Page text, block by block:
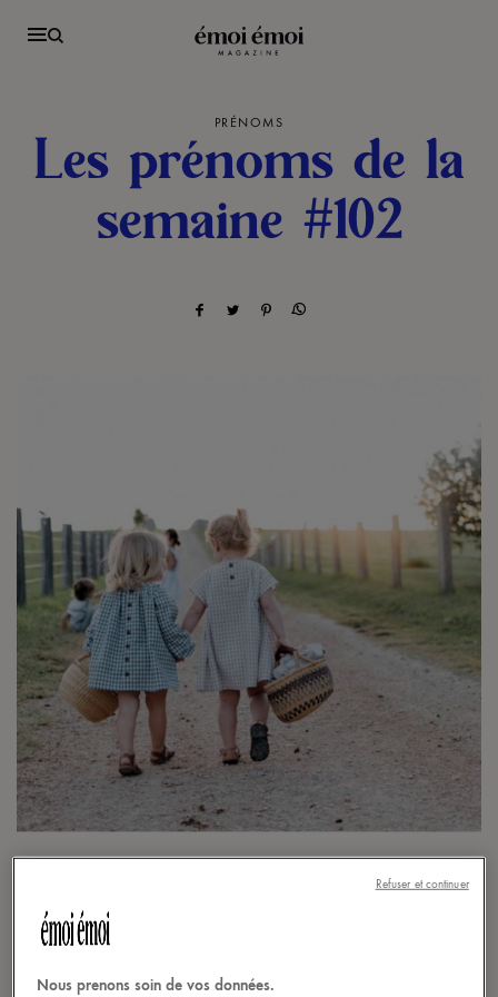
PRÉNOMS
Les prénoms de la
semaine #102
En manque d’inspiration alors que votre bout d’chou
pointe son nez dans quelques mois ? Chaque semaine,
nous vous proposons une petite sélection de prénoms :
Nous prenons soin de vos données.
Refuser et continuer